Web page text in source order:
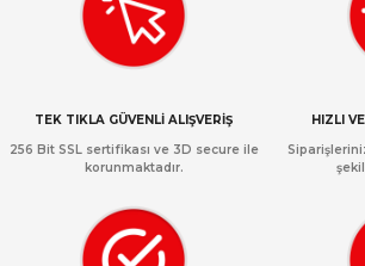
TEK TIKLA GÜVENLİ ALIŞVERİŞ
256 Bit SSL sertifikası ve 3D secure ile
korunmaktadır.
HIZLI